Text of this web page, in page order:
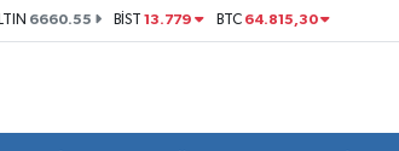
6660.55 BİST13.779 BTC 64.815,30